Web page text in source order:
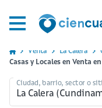
Venta La Calera
Casas y Locales en Venta
Ciudad, barrio, sector o